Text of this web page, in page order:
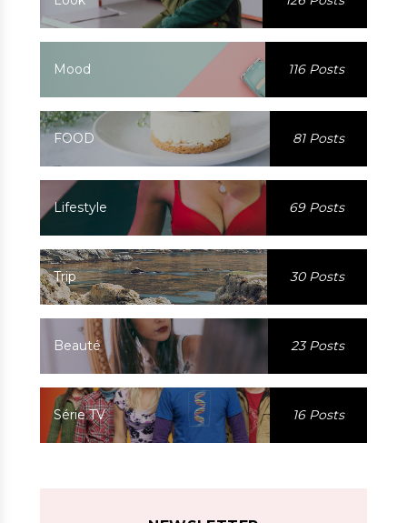
Mood 116 Posts
FOOD 81 Posts
Lifestyle 69 Posts
Trip 30 Posts
Beauté 23 Posts
Série TV 16 Posts